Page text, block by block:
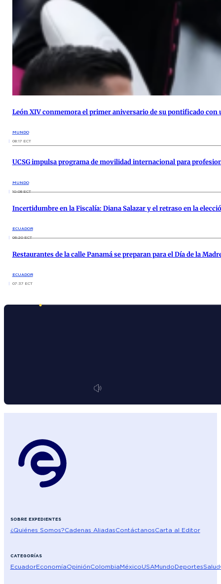
León XIV conmemora el primer aniversario de su pontificado con
MUNDO
08:17 ECT
UCSG impulsa programa de movilidad internacional para
MUNDO
10:08 ECT
Incertidumbre en la Fiscalía: Diana Salazar y el retraso en la
ECUADOR
06:20 ECT
Restaurantes de la calle Panamá se preparan para el Día de la
ECUADOR
07:37 ECT
SOBRE EXPEDIENTES
¿Quiénes Somos?Cadenas AliadasContáctanosCarta al Editor
CATEGORÍAS
EcuadorEconomíaOpiniónColombiaMéxicoUSAMundoDeportesSalud